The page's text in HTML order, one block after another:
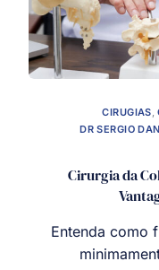
CIRUGIAS,
DR SERGIO
Cirurgia da
Entenda como